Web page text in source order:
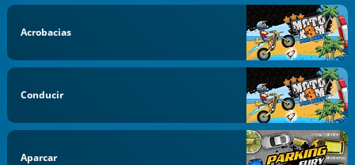
Acrobacias
Conducir
Aparcar